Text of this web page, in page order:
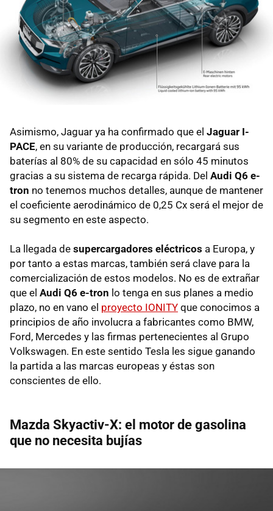
Asimismo, Jaguar ya ha confirmado que el Jaguar I-
PACE, en su variante de producción, recargará sus
baterías al 80% de su capacidad en sólo 45 minutos
gracias a su sistema de recarga rápida. Del Audi Q6 e-
tron no tenemos muchos detalles, aunque de mantener
el coeficiente aerodinámico de 0,25 Cx será el mejor de
su segmento en este aspecto.
La llegada de supercargadores eléctricos a Europa, y
por tanto a estas marcas, también será clave para la
comercialización de estos modelos. No es de extrañar
que el Audi Q6 e-tron lo tenga en sus planes a medio
plazo, no en vano el proyecto IONITY que conocimos a
principios de año involucra a fabricantes como BMW,
Ford, Mercedes y las firmas pertenecientes al Grupo
Volkswagen. En este sentido Tesla les sigue ganando
la partida a las marcas europeas y éstas son
conscientes de ello.
Mazda Skyactiv-X: el motor de gasolina
que no necesita bujías